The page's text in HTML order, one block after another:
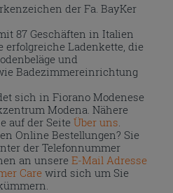
der Fa. BayKer
87 Geschäften in Italien
Ladenkette, die
und
Badezimmereinrichtung
sich in Fiorano Modenese
Modena. Nähere
auf der Seite Über uns
Online Bestellungen? Sie
der Telefonnummer
an unsereE-Mail Adresse
Care wird sich um Sie